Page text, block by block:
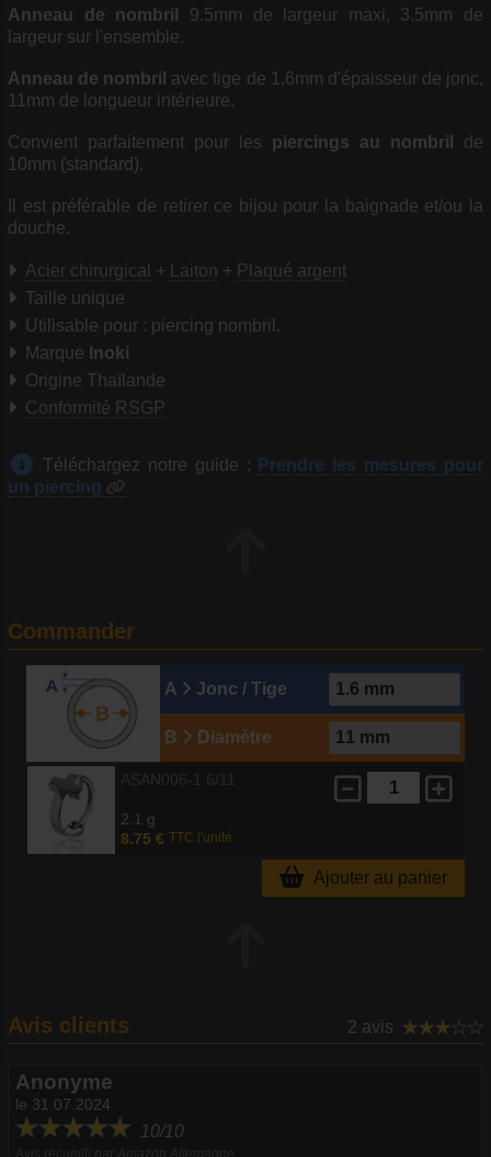
Anneau de nombril
9.5mm de largeur maxi, 3.5mm de
largeur sur l'ensemble.
Anneau de nombril avec tige de 1.6mm d'épaisseur de jonc,
11mm de longueur intérieure.
Convient parfaitement pour les piercings au nombril
de
10mm (standard).
Il est préférable de retirer ce bijou pour la baignade et/ou la
douche.
Acier chirurgical + Laiton + Plaqué argent
Taille unique
Utilisable pour : piercing nombril.
Marque Inoki
Origine Thaïlande
Conformité RSGP
Téléchargez notre guide :
Prendre les mesures pour
un piercing
Commander
A Jonc / Tige
B Diamètre
2.1 g
8.75 € TTC l'unité
Ajouter au panier
Avis clients 2 avis
Anonyme
le 31.07.2024
10/10